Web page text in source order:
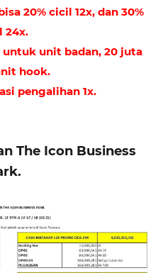
20% cicil 12x, dan 30%
24x.
untuk unit badan, 20 juta
hook.
pengalihan 1x.
The Icon Business